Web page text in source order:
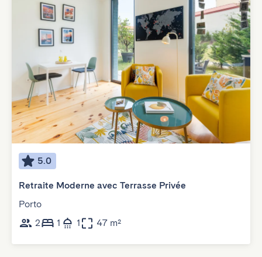
5.0
Retraite Moderne avec Terrasse Privée
Porto
2
1 1 47 m²